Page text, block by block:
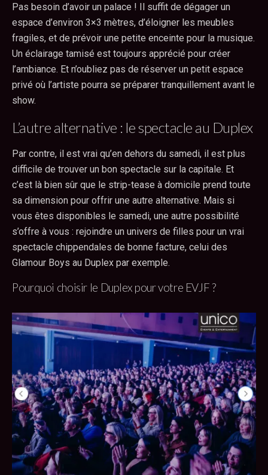
Pas besoin d’avoir un palace ! Il suffit de dégager un
espace d’environ 3×3 mètres, d’éloigner les meubles
fragiles, et de prévoir une petite enceinte pour la musique.
Un éclairage tamisé est toujours apprécié pour créer
l’ambiance. Et n’oubliez pas de réserver un petit espace
privé où l’artiste pourra se préparer tranquillement avant le
show.
L’autre alternative : le spectacle au Duplex
Par contre, il est vrai qu’en dehors du samedi, il est plus
difficile de trouver un bon spectacle sur la capitale. Et
c’est là bien sûr que le strip-tease à domicile prend toute
sa dimension pour offrir une autre alternative. Mais si
vous êtes disponibles le samedi, une autre possibilité
s’offre à vous : rejoindre un univers de filles pour un vrai
spectacle chippendales de bonne facture, celui des
Glamour Boys au Duplex par exemple.
Pourquoi choisir le Duplex pour votre EVJF ?